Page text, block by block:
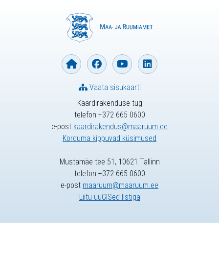
Kaardirakenduse tugi
telefon +372 665 0600
e-post kaardirakendus@maaruum.ee
Korduma kippuvad küsimused
Vaata sisukaarti
Mustamäe tee 51, 10621 Tallinn
telefon +372 665 0600
e-post maaruum@maaruum.ee
Liitu uuGISed listiga